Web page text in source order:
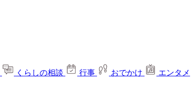
くらしの相談 行事 おでかけ
エンタメ